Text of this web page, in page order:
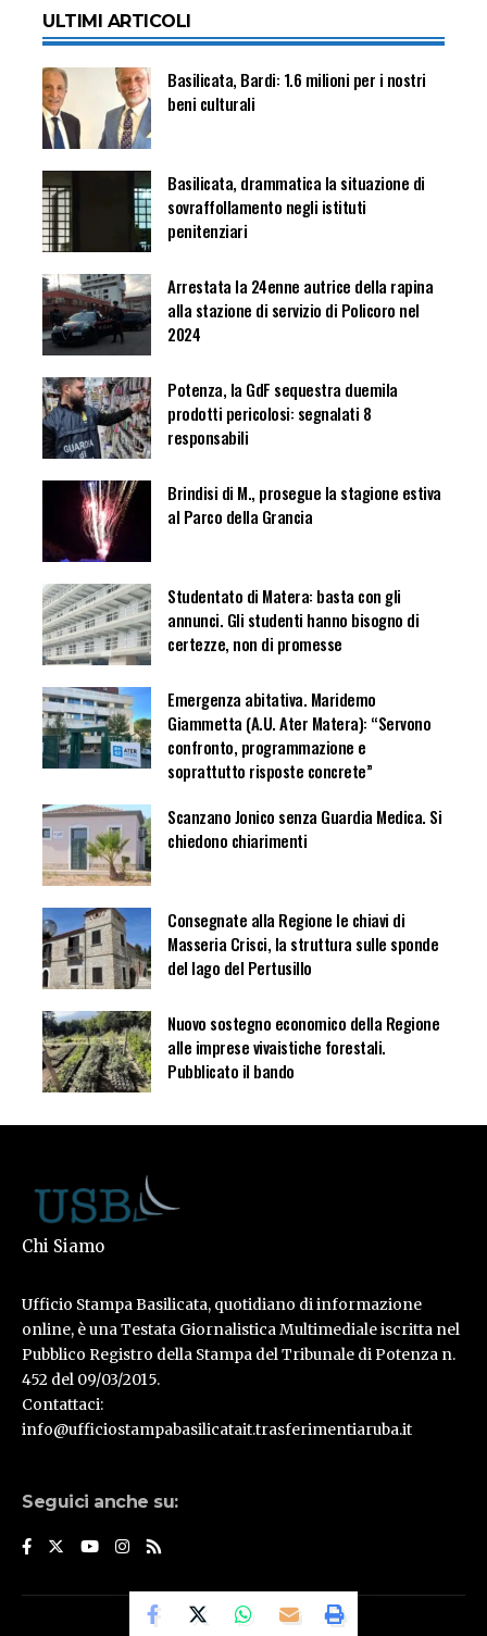
ULTIMI ARTICOLI
Basilicata, Bardi: 1.6 milioni per i nostri
beni culturali
Basilicata, drammatica la situazione di
sovraffollamento negli istituti
penitenziari
Arrestata la 24enne autrice della rapina
alla stazione di servizio di Policoro nel
2024
Potenza, la GdF sequestra duemila
prodotti pericolosi: segnalati 8
responsabili
Brindisi di M., prosegue la stagione estiva
al Parco della Grancia
Studentato di Matera: basta con gli
annunci. Gli studenti hanno bisogno di
certezze, non di promesse
Emergenza abitativa. Maridemo
Giammetta (A.U. Ater Matera): “Servono
confronto, programmazione e
soprattutto risposte concrete”
Scanzano Jonico senza Guardia Medica. Si
chiedono chiarimenti
Consegnate alla Regione le chiavi di
Masseria Crisci, la struttura sulle sponde
del lago del Pertusillo
Nuovo sostegno economico della Regione
alle imprese vivaistiche forestali.
Pubblicato il bando
Chi Siamo
Ufficio Stampa Basilicata, quotidiano di informazione
online, è una Testata Giornalistica Multimediale iscritta nel
Pubblico Registro della Stampa del Tribunale di Potenza n.
452 del 09/03/2015.
Contattaci:
info@ufficiostampabasilicatait.trasferimentiaruba.it
Seguici anche su:
© Ufficio Stampa Basilicata